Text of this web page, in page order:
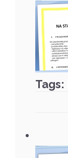
Tags: